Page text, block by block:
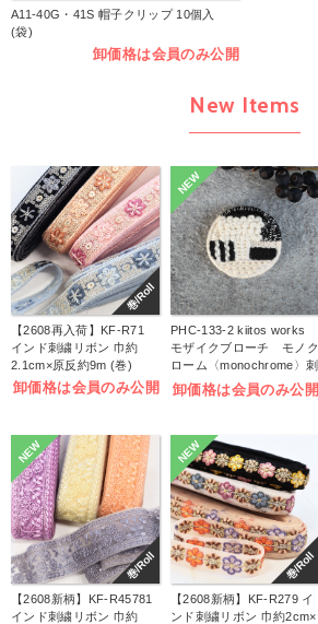
A11-40G・41S 帽子クリップ 10個入
(袋)
卸価格は会員のみ公開
New Items
巻/Roll
【2608再入荷】KF-R71
インド刺繍リボン 巾約
2.1cm×原反約9m (巻)
卸価格は会員のみ公開
NEW
PHC-133-2 kiitos works
モザイクブローチ モノク
ローム〈monochrome〉刺
しゅうキット (袋)
卸価格は会員のみ公開
NEW
巻/Roll
【2608新柄】KF-R45781
インド刺繍リボン 巾約
巻/Roll
NEW
【2608新柄】KF-R279 イ
ンド刺繍リボン 巾約2cm×